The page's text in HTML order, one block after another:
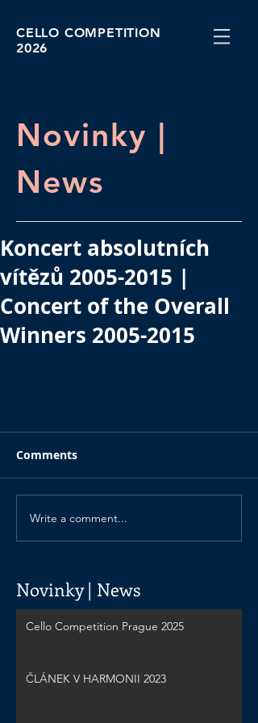
CELLO COMPETITION
2026
Novinky |
News
Koncert absolutních
vítězů 2005-2015 |
Concert of the Overall
Winners 2005-2015
Comments
Write a comment...
Novinky | News
Cello Competition Prague 2025
ČLÁNEK V HARMONII 2023